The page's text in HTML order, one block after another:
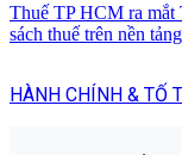
Thuế TP HCM ra mắt
sách thuế trên nền
HÀNH CHÍNH & TỐ